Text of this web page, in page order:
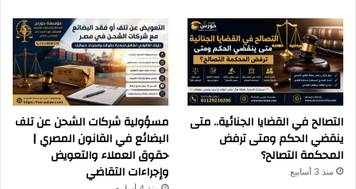
التصالح في القضايا الجنائية.. متى
ينقضي الحكم ومتى ترفض
المحكمة التصالح؟
منذ 3 أسابيع
مسؤولية شركات الشحن عن تلف
البضائع في القانون المصري |
حقوق العملاء والتعويض
وإجراءات التقاضي